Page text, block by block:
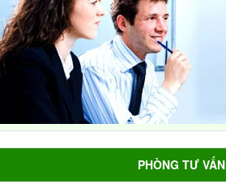
PHÒNG TƯ VẤN